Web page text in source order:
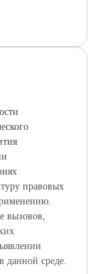
правовых
вызовов,
данной среде.